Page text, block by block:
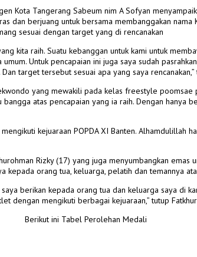
Kota Tangerang Sabeum nim A Sofyan
dan berjuang untuk bersama membanggakan nama
sesuai dengan target yang di rencanakan
kita raih. Suatu kebanggan untuk kami untuk
Untuk pencapaian ini juga saya sudah
target tersebut sesuai apa yang saya
yang mewakili pada kelas freestyle poomsae
atas pencapaian yang ia raih. Dengan hanya
kejuaraan POPDA XI Banten. Alhamdulillah
Rizky (17) yang juga menyumbangkan emas
kepada orang tua, keluarga, pelatih dan temannya
berikan kepada orang tua dan keluarga saya di
dengan mengikuti berbagai kejuaraan,” tutup
Berikut ini Tabel Perolehan Medali